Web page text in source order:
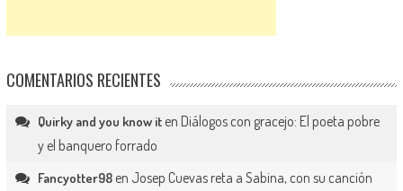
COMENTARIOS RECIENTES
Quirky and you know iten Diálogos con gracejo: El poeta pobre
y el banquero forrado
Fancyotter98en Josep Cuevas reta a Sabina, con su canción